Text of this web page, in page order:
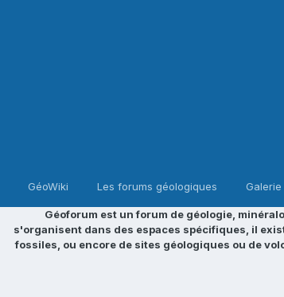
GéoWiki Les forums géologiques Galerie
Géoforum est un forum de géologie,
s'organisent dans des espaces spécifiques, il
fossiles, ou encore de sites géologiques ou de